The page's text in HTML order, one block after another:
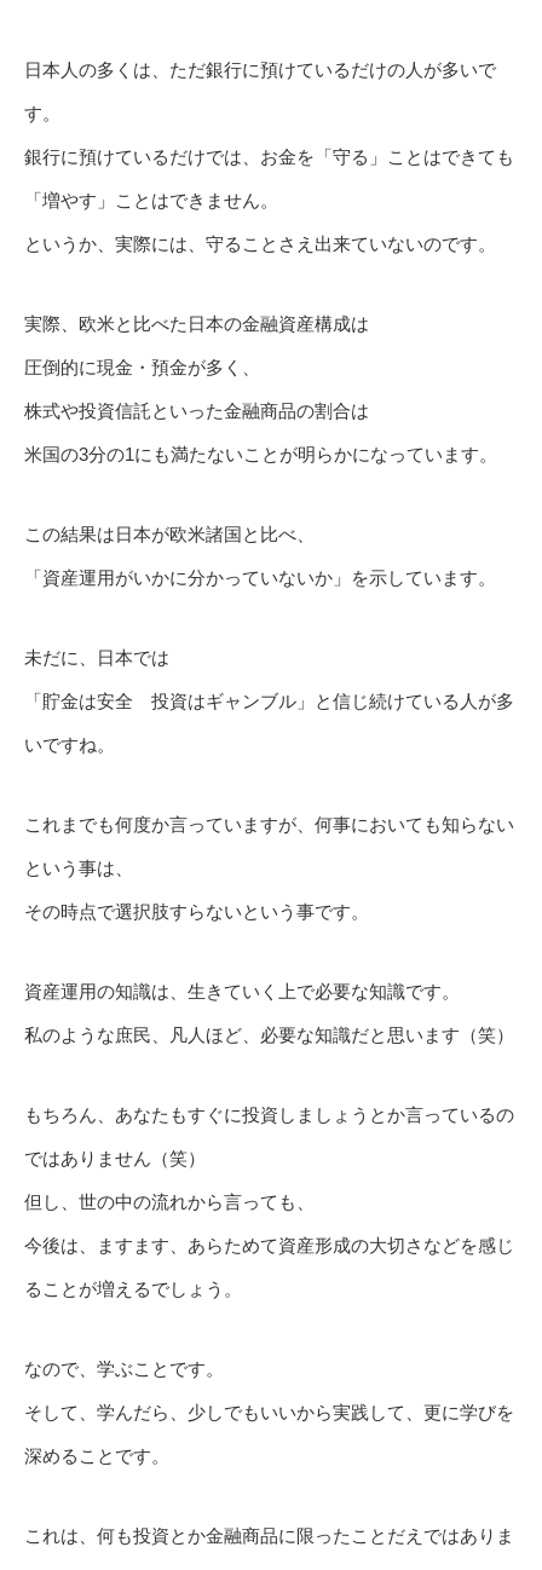
日本人の多くは、ただ銀行に預けているだけの人が多いで
す。
銀行に預けているだけでは、お金を「守る」ことはできても
「増やす」ことはできません。
というか、実際には、守ることさえ出来ていないのです。
実際、欧米と比べた日本の金融資産構成は
圧倒的に現金・預金が多く、
株式や投資信託といった金融商品の割合は
米国の3分の1にも満たないことが明らかになっています。
この結果は日本が欧米諸国と比べ、
「資産運用がいかに分かっていないか」を示しています。
未だに、日本では
「貯金は安全 投資はギャンブル」と信じ続けている人が多
いですね。
これまでも何度か言っていますが、何事においても知らない
という事は、
その時点で選択肢すらないという事です。
資産運用の知識は、生きていく上で必要な知識です。
私のような庶民、凡人ほど、必要な知識だと思います（笑）
もちろん、あなたもすぐに投資しましょうとか言っているの
ではありません（笑）
但し、世の中の流れから言っても、
今後は、ますます、あらためて資産形成の大切さなどを感じ
ることが増えるでしょう。
なので、学ぶことです。
そして、学んだら、少しでもいいから実践して、更に学びを
深めることです。
これは、何も投資とか金融商品に限ったことだえではありま